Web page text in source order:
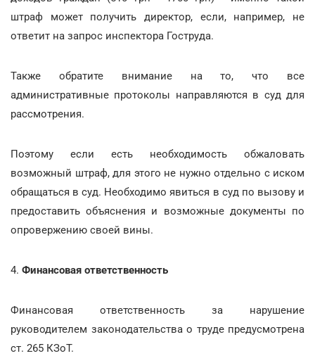
штраф может получить директор, если, например, не
ответит на запрос инспектора Гоструда.
Также обратите внимание на то, что все
административные протоколы направляются в суд для
рассмотрения.
Поэтому если есть необходимость обжаловать
возможный штраф, для этого не нужно отдельно с иском
обращаться в суд. Необходимо явиться в суд по вызову и
предоставить объяснения и возможные документы по
опровержению своей вины.
4. Финансовая ответственность
Финансовая ответственность за нарушение
руководителем законодательства о труде предусмотрена
ст. 265 КЗоТ.